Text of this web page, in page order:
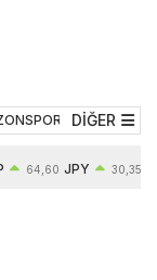
TEKNOLOJİ
DİĞER
64,60 JPY 30,35